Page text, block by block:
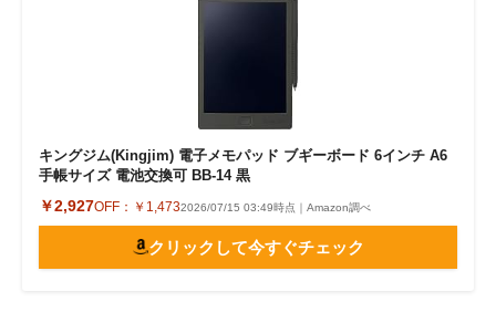
キングジム(Kingjim) 電子メモパッド ブギーボード 6インチ A6
手帳サイズ 電池交換可 BB-14 黒
￥2,927OFF： ￥1,4732026/07/15 03:49時点｜Amazon調べ
クリックして今すぐチェック